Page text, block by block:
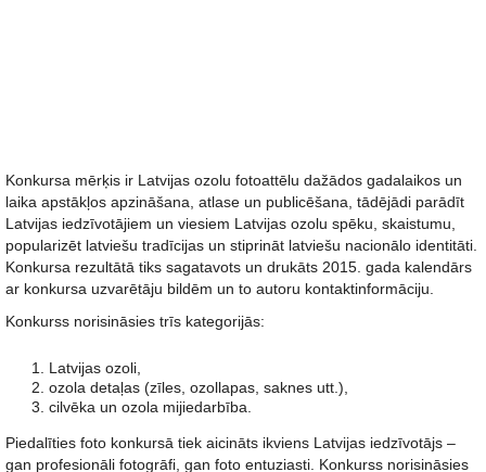
Konkursa mērķis ir Latvijas ozolu fotoattēlu dažādos gadalaikos un
laika apstākļos apzināšana, atlase un publicēšana, tādējādi parādīt
Latvijas iedzīvotājiem un viesiem Latvijas ozolu spēku, skaistumu,
popularizēt latviešu tradīcijas un stiprināt latviešu nacionālo identitāti.
Konkursa rezultātā tiks sagatavots un drukāts 2015. gada kalendārs
ar konkursa uzvarētāju bildēm un to autoru kontaktinformāciju.
Konkurss norisināsies trīs kategorijās:
Latvijas ozoli,
ozola detaļas (zīles, ozollapas, saknes utt.),
cilvēka un ozola mijiedarbība.
Piedalīties foto konkursā tiek aicināts ikviens Latvijas iedzīvotājs –
gan profesionāli fotogrāfi, gan foto entuziasti. Konkurss norisināsies